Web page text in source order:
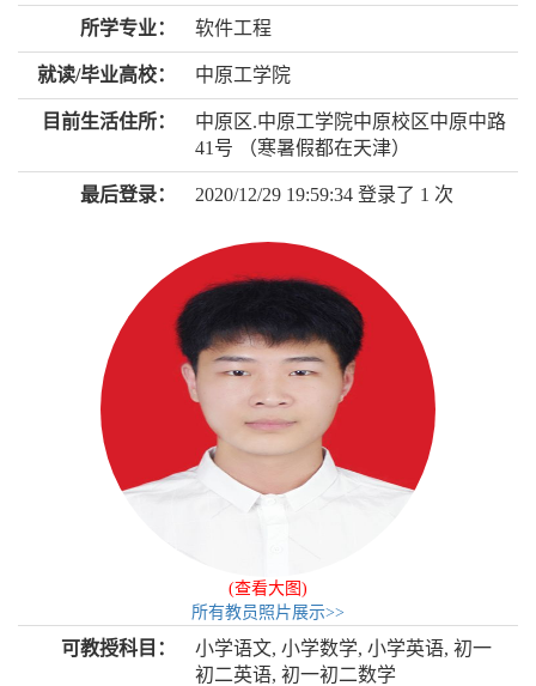
所学专业： 软件工程
就读/毕业高校： 中原工学院
目前生活住所：
中原区.中原工学院中原校区中原中路
41号 （寒暑假都在天津）
最后登录： 2020/12/29 19:59:34 登录了 1 次
(查看大图)
所有教员照片展示>>
可教授科目：
小学语文, 小学数学, 小学英语, 初一
初二英语, 初一初二数学